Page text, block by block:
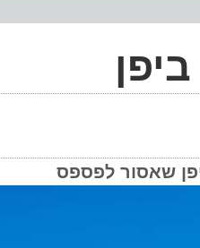
שאסור לפספס